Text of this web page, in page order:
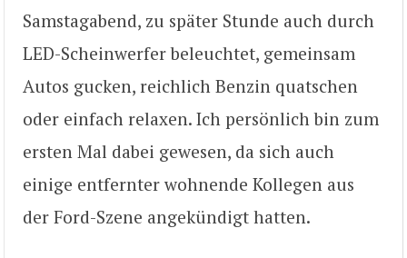
Samstagabend, zu später Stunde auch durch
LED-Scheinwerfer beleuchtet, gemeinsam
Autos gucken, reichlich Benzin quatschen
oder einfach relaxen. Ich persönlich bin zum
ersten Mal dabei gewesen, da sich auch
einige entfernter wohnende Kollegen aus
der Ford-Szene angekündigt hatten.